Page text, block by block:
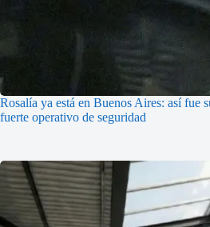
Rosalía ya está en Buenos Aires: así fue
fuerte operativo de seguridad